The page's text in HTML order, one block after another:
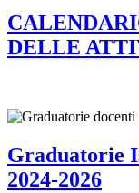
DELLE
Graduatorie
2024-2026